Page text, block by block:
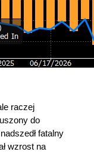
raczej
do
fatalny
wzrost na